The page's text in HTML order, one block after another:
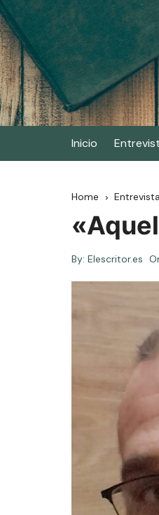
Skip
to
content
El periódico
Inicio
Home
By: Elescritor.es